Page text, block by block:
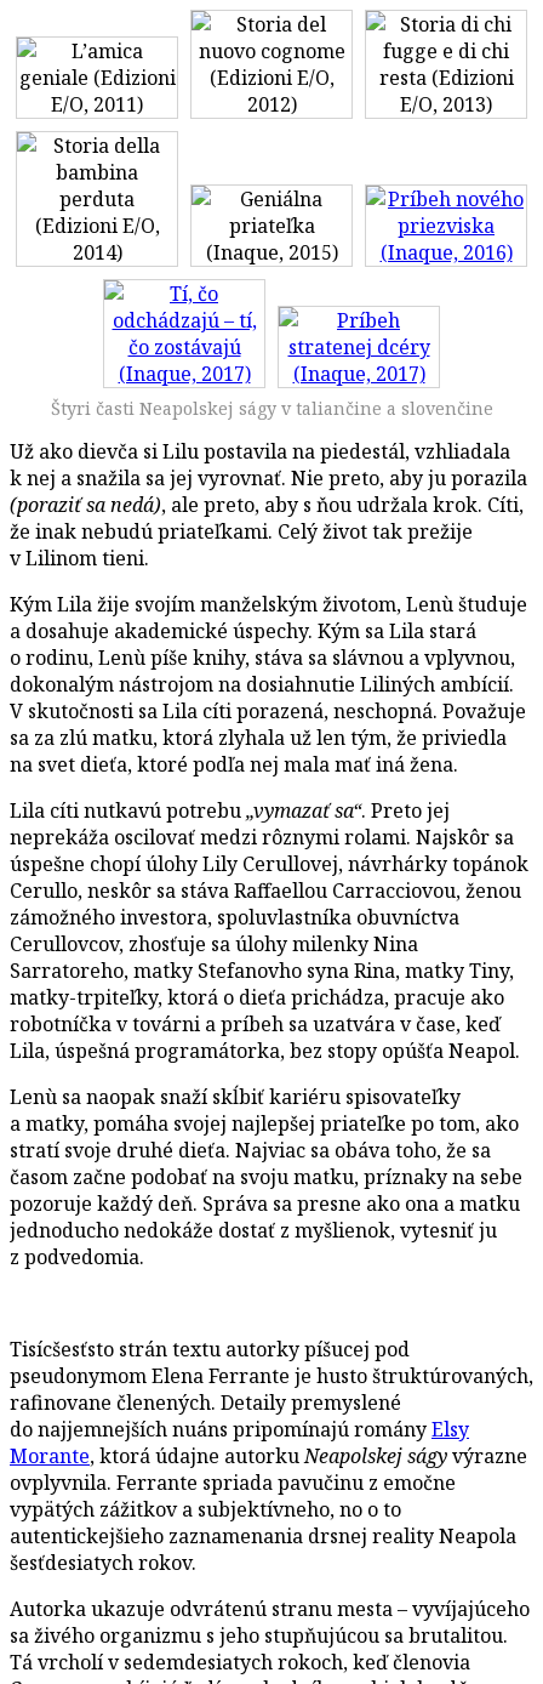
Štyri časti Neapolskej ságy v taliančine a slovenčine
Už ako dievča si Lilu postavila na piedestál, vzhliadala
k nej a snažila sa jej vyrovnať. Nie preto, aby ju porazila
(poraziť sa nedá), ale preto, aby s ňou udržala krok. Cíti,
že inak nebudú priateľkami. Celý život tak prežije
v Lilinom tieni.
Kým Lila žije svojím manželským životom, Lenù študuje
a dosahuje akademické úspechy. Kým sa Lila stará
o rodinu, Lenù píše knihy, stáva sa slávnou a vplyvnou,
dokonalým nástrojom na dosiahnutie Liliných ambícií.
V skutočnosti sa Lila cíti porazená, neschopná. Považuje
sa za zlú matku, ktorá zlyhala už len tým, že priviedla
na svet dieťa, ktoré podľa nej mala mať iná žena.
Lila cíti nutkavú potrebu„vymazať sa“. Preto jej
neprekáža oscilovať medzi rôznymi rolami. Najskôr sa
úspešne chopí úlohy Lily Cerullovej, návrhárky topánok
Cerullo, neskôr sa stáva Raffaellou Carracciovou, ženou
zámožného investora, spoluvlastníka obuvníctva
Cerullovcov, zhosťuje sa úlohy milenky Nina
Sarratoreho, matky Stefanovho syna Rina, matky Tiny,
matky-trpiteľky, ktorá o dieťa prichádza, pracuje ako
robotníčka v továrni a príbeh sa uzatvára v čase, keď
Lila, úspešná programátorka, bez stopy opúšťa Neapol.
Lenù sa naopak snaží skĺbiť kariéru spisovateľky
a matky, pomáha svojej najlepšej priateľke po tom, ako
stratí svoje druhé dieťa. Najviac sa obáva toho, že sa
časom začne podobať na svoju matku, príznaky na sebe
pozoruje každý deň. Správa sa presne ako ona a matku
jednoducho nedokáže dostať z myšlienok, vytesniť ju
z podvedomia.
Tisícšesťsto strán textu autorky píšucej pod
pseudonymom Elena Ferrante je husto štruktúrovaných,
rafinovane členených. Detaily premyslené
do najjemnejších nuáns pripomínajú rományElsy
Morante, ktorá údajne autorkuNeapolskej ságyvýrazne
ovplyvnila. Ferrante spriada pavučinu z emočne
vypätých zážitkov a subjektívneho, no o to
autentickejšieho zaznamenania drsnej reality Neapola
šesťdesiatych rokov.
Autorka ukazuje odvrátenú stranu mesta – vyvíjajúceho
sa živého organizmu s jeho stupňujúcou sa brutalitou.
Tá vrcholí v sedemdesiatych rokoch, keď členovia